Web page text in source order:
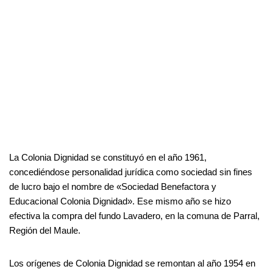
La Colonia Dignidad se constituyó en el año 1961,
concediéndose personalidad jurídica como sociedad sin fines
de lucro bajo el nombre de «Sociedad Benefactora y
Educacional Colonia Dignidad». Ese mismo año se hizo
efectiva la compra del fundo Lavadero, en la comuna de Parral,
Región del Maule.
Los orígenes de Colonia Dignidad se remontan al año 1954 en